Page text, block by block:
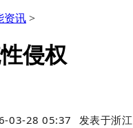
资讯 >
侵权
03-28 05:37 发表于浙江